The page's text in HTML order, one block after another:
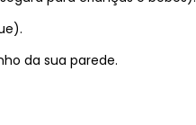
da sua parede.